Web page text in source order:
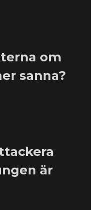
om
sanna?
är